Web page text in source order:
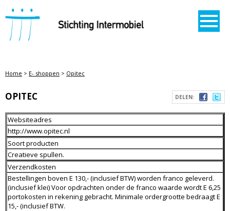
STICHTING INTERMOBIEL
Home > E- shoppen > Opitec
DELEN:
OPITEC
Websiteadres
http://www.opitec.nl
Soort producten
Creatieve spullen.
Verzendkosten
Bestellingen boven E 130,- (inclusief BTW) worden franco geleverd.
(inclusief klei) Voor opdrachten onder de franco waarde wordt E 6,25
portokosten in rekening gebracht. Minimale ordergrootte bedraagt E
15,- (inclusief BTW.